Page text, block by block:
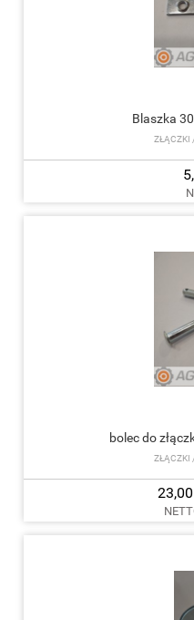
Blaszka
ZŁĄCZKI
bolec do
ZŁĄCZKI
23,00